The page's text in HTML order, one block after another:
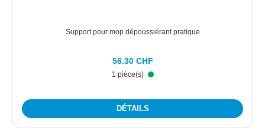
Support pour mop dépoussiérant pratique
1 pièce(s)
56.30 CHF
DÉTAILS